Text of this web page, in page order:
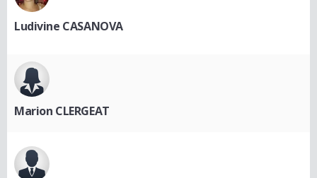
Ludivine CASANOVA
Marion CLERGEAT